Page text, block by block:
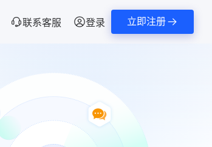
联系客服 登录 立即注册